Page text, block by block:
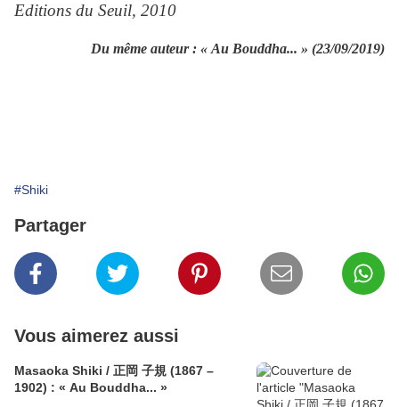
Editions du Seuil, 2010
Du même auteur : « Au Bouddha... » (23/09/2019)
#Shiki
Partager
Vous aimerez aussi
Masaoka Shiki / 正岡 子規 (1867 –
1902) : « Au Bouddha... »